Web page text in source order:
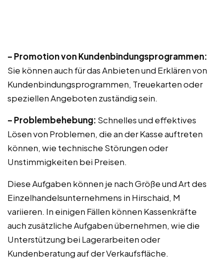
– Promotion von Kundenbindungsprogrammen:
Sie können auch für das Anbieten und Erklären von
Kundenbindungsprogrammen, Treuekarten oder
speziellen Angeboten zuständig sein.
– Problembehebung: Schnelles und effektives
Lösen von Problemen, die an der Kasse auftreten
können, wie technische Störungen oder
Unstimmigkeiten bei Preisen.
Diese Aufgaben können je nach Größe und Art des
Einzelhandelsunternehmens in Hirschaid, M
variieren. In einigen Fällen können Kassenkräfte
auch zusätzliche Aufgaben übernehmen, wie die
Unterstützung bei Lagerarbeiten oder
Kundenberatung auf der Verkaufsfläche.